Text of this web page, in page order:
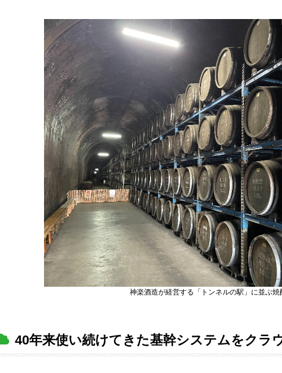
神楽酒造が経営する「トンネルの駅」に並ぶ焼
40年来使い続けてきた基幹システムをクラ